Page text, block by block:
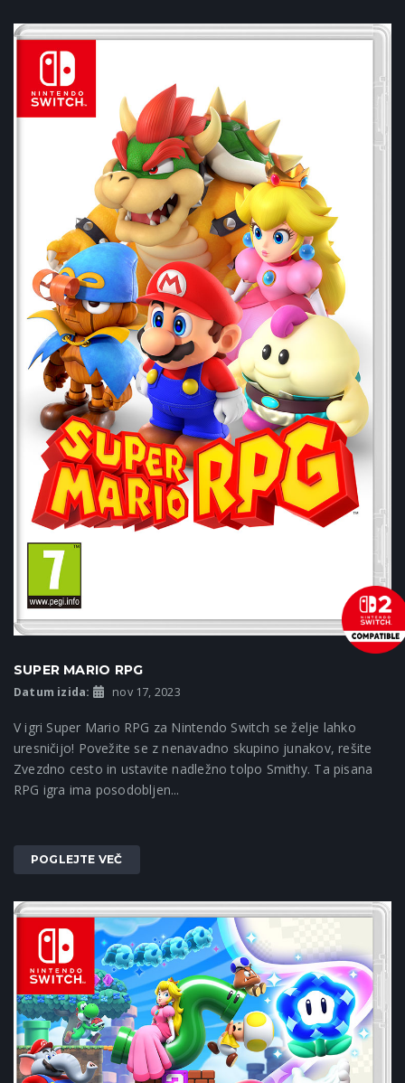
SUPER MARIO RPG
Datum izida: nov 17, 2023
V igri Super Mario RPG za Nintendo Switch se želje lahko
uresničijo! Povežite se z nenavadno skupino junakov, rešite
Zvezdno cesto in ustavite nadležno tolpo Smithy. Ta pisana
RPG igra ima posodobljen...
POGLEJTE VEČ